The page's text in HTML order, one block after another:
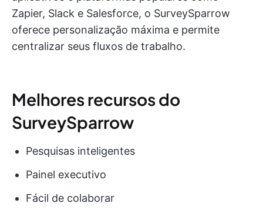
Zapier, Slack e Salesforce, o SurveySparrow
oferece personalização máxima e permite
centralizar seus fluxos de trabalho.
Melhores recursos do
SurveySparrow
Pesquisas inteligentes
Painel executivo
Fácil de colaborar